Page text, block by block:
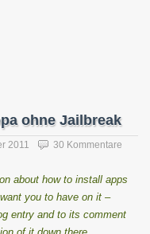
ohne Jailbreak
2011 30 Kommentare
about how to install apps
you to have on it –
entry and to its comment